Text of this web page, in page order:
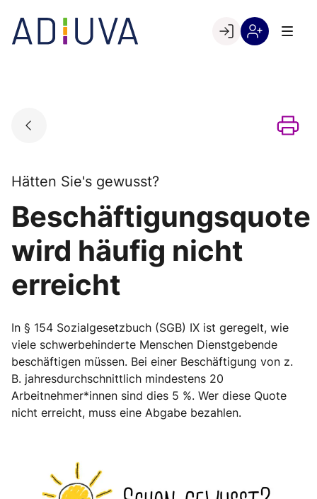
content
Go to landing page.
Hätten Sie's gewusst?
Beschäftigungsquote
wird häufig nicht
erreicht
In § 154 Sozialgesetzbuch (SGB) IX ist geregelt, wie
viele schwerbehinderte Menschen Dienstgebende
beschäftigen müssen. Bei einer Beschäftigung von z.
B. jahresdurchschnittlich mindestens 20
Arbeitnehmer*innen sind dies 5 %. Wer diese Quote
nicht erreicht, muss eine Abgabe bezahlen.